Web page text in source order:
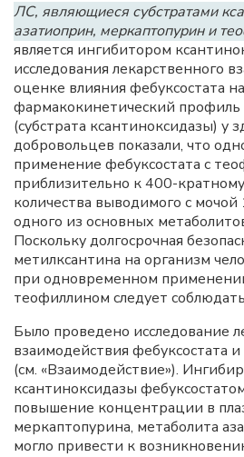
ЛС, являющиеся субстратами
азатиоприн, меркаптопурин и
является ингибитором
исследования лекарственного
оценке влияния фебуксостата на
фармакокинетический
(субстрата ксантиноксидазы) у
добровольцев показали, что
применение фебуксостата с
приблизительно к 400-
количества выводимого с
одного из основных
Поскольку долгосрочная
метилксантина на организм
при одновременном
теофиллином следует
Было проведено исследование
взаимодействия фебуксостата
(см. «Взаимодействие»).
ксантиноксидазы
повышение концентрации в
меркаптопурина, метаболита
могло привести к